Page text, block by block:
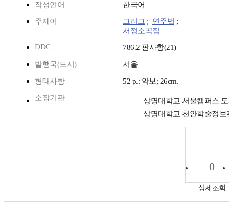
작성언어 한국어
주제어 그리그 ; 연주법 ;
서정소곡집
DDC
786.2 판사항(21)
발행국(도시) 서울
형태사항 52 p.: 악보; 26cm.
소장기관
상명대학교 서울캠퍼스
상명대학교 천안학술정
0
상세조회